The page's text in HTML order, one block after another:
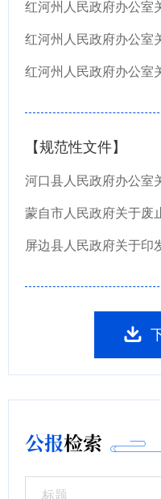
【规范性文件】
蒙自市人民政府关于废
公报检索